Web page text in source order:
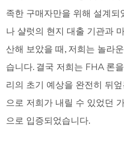
족한 구매자만을 위해 설계되
나 샬럿의 현지 대출 기관과
산해 보았을 때, 저희는 놀라
습니다. 결국 저희는 FHA 론
리의 초기 예상을 완전히 뒤
으로 저희가 내릴 수 있었던
으로 입증되었습니다.